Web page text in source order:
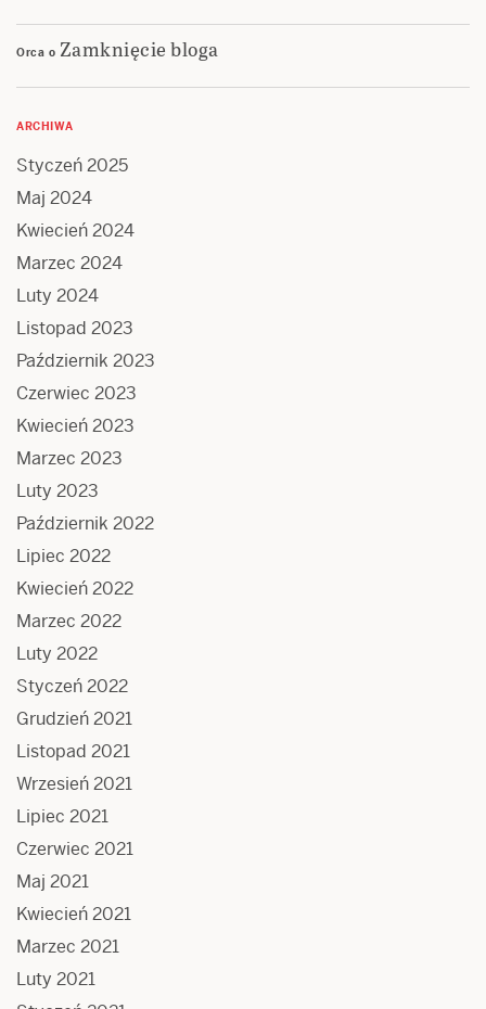
Orca o Zamknięcie bloga
ARCHIWA
Styczeń 2025
Maj 2024
Kwiecień 2024
Marzec 2024
Luty 2024
Listopad 2023
Październik 2023
Czerwiec 2023
Kwiecień 2023
Marzec 2023
Luty 2023
Październik 2022
Lipiec 2022
Kwiecień 2022
Marzec 2022
Luty 2022
Styczeń 2022
Grudzień 2021
Listopad 2021
Wrzesień 2021
Lipiec 2021
Czerwiec 2021
Maj 2021
Kwiecień 2021
Marzec 2021
Luty 2021